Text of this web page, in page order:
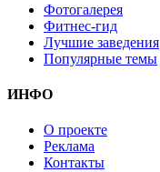
Фотогалерея
Фитнес-гид
Лучшие заведения
Популярные темы
ИНФО
О проекте
Реклама
Контакты